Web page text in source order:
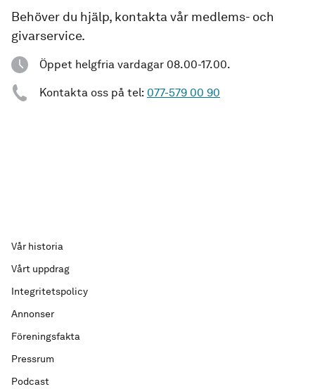
Behöver du hjälp, kontakta vår medlems- och
givarservice.
Öppet helgfria vardagar 08.00-17.00.
Kontakta oss på tel: 077-579 00 90
Vår historia
Vårt uppdrag
Integritetspolicy
Annonser
Föreningsfakta
Pressrum
Podcast